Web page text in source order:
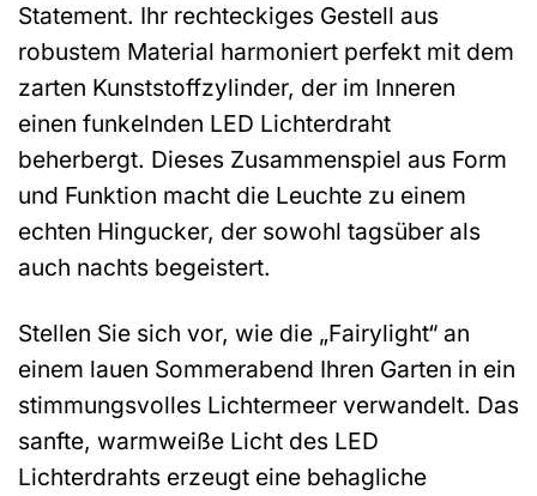
Statement. Ihr rechteckiges Gestell aus
robustem Material harmoniert perfekt mit dem
zarten Kunststoffzylinder, der im Inneren
einen funkelnden LED Lichterdraht
beherbergt. Dieses Zusammenspiel aus Form
und Funktion macht die Leuchte zu einem
echten Hingucker, der sowohl tagsüber als
auch nachts begeistert.
Stellen Sie sich vor, wie die „Fairylight“ an
einem lauen Sommerabend Ihren Garten in ein
stimmungsvolles Lichtermeer verwandelt. Das
sanfte, warmweiße Licht des LED
Lichterdrahts erzeugt eine behagliche